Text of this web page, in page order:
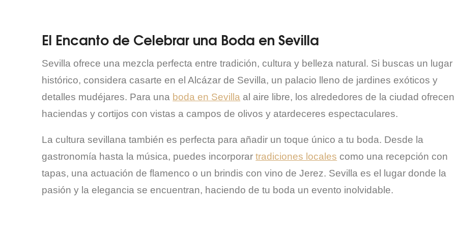
El Encanto de Celebrar una Boda en Sevilla
Sevilla ofrece una mezcla perfecta entre tradición, cultura y belleza natural. Si buscas un lugar
histórico, considera casarte en el Alcázar de Sevilla, un palacio lleno de jardines exóticos y
detalles mudéjares. Para una boda en Sevilla al aire libre, los alrededores de la ciudad ofrecen
haciendas y cortijos con vistas a campos de olivos y atardeceres espectaculares.
La cultura sevillana también es perfecta para añadir un toque único a tu boda. Desde la
gastronomía hasta la música, puedes incorporartradiciones locales como una recepción con
tapas, una actuación de flamenco o un brindis con vino de Jerez. Sevilla es el lugar donde la
pasión y la elegancia se encuentran, haciendo de tu boda un evento inolvidable.